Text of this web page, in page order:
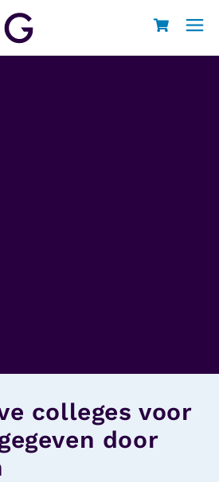
colleges voor
door